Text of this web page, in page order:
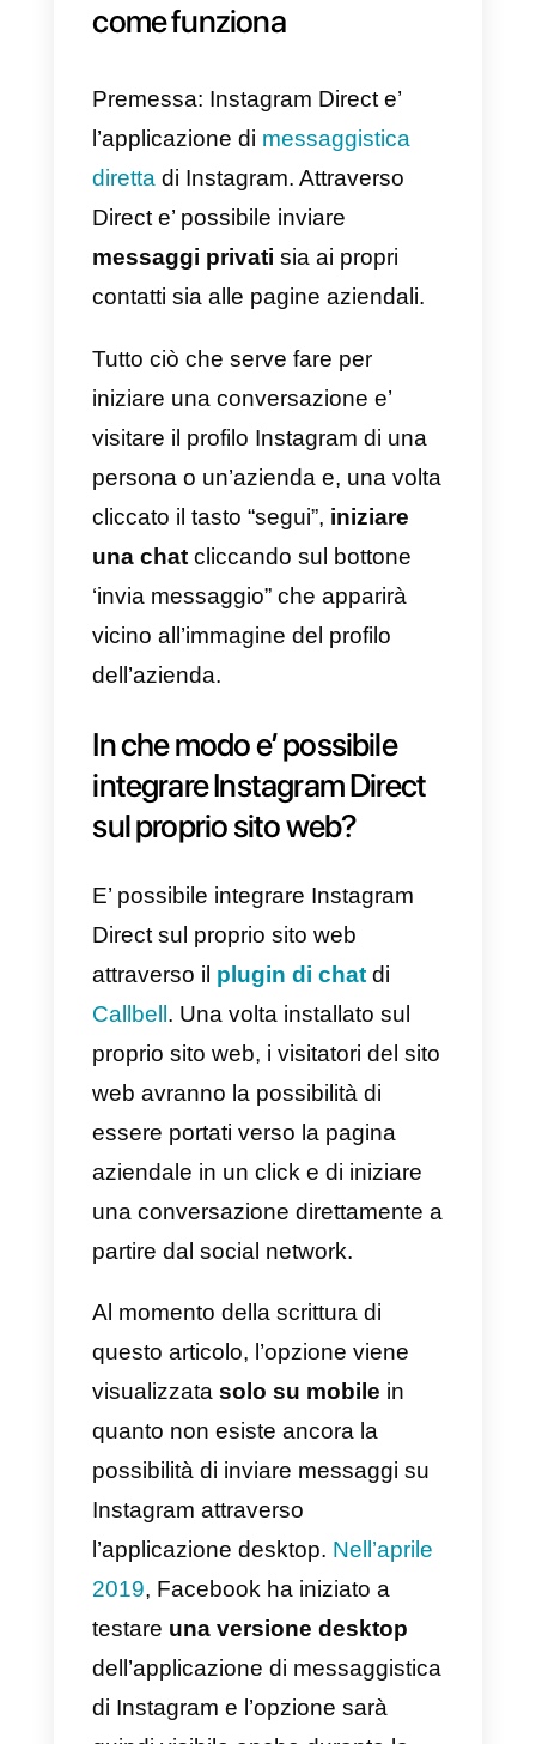
Qui di seguito andiamo quindi a
capire come integrareInstagram
Directsul tuo sito web al fine di
permettere ai visitatori del tuo sito
web di iniziare una chat con la
azienda attraverso la pagina
come funziona
l’applicazione dimessaggistica
diretta di Instagram. Attraverso
Direct e’ possibile inviare
messaggi privatisia ai propri
contatti sia alle pagine aziendali.
Tutto ciò che serve fare per
iniziare una conversazione e’
persona o un’azienda e, una
cliccato il tasto “segui”,iniziare
cliccando sul bottone
‘invia messaggio” che apparirà
vicino all’immagine del profilo
dell’azienda.
In che modo e’ possibile
integrare Instagram Direct